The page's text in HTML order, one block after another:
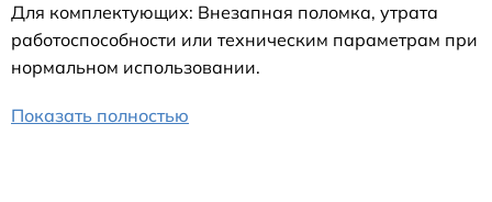
Для комплектующих: Внезапная поломка, утрата
работоспособности или техническим параметрам при
нормальном использовании.
Показать полностью